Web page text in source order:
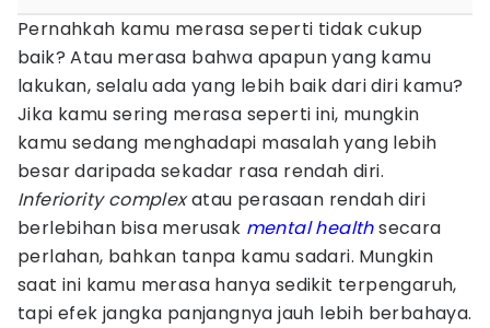
Pernahkah kamu merasa seperti tidak cukup
baik? Atau merasa bahwa apapun yang kamu
lakukan, selalu ada yang lebih baik dari diri kamu?
Jika kamu sering merasa seperti ini, mungkin
kamu sedang menghadapi masalah yang lebih
besar daripada sekadar rasa rendah diri.
Inferiority complexatau perasaan rendah diri
berlebihan bisa merusak mental healthsecara
perlahan, bahkan tanpa kamu sadari. Mungkin
saat ini kamu merasa hanya sedikit terpengaruh,
tapi efek jangka panjangnya jauh lebih berbahaya.